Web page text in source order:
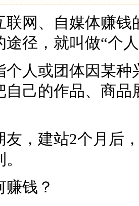
联网、自媒体赚
途径，就叫做“个
个人或团体因某
自己的作品、商
友，建站2个月后
钱？